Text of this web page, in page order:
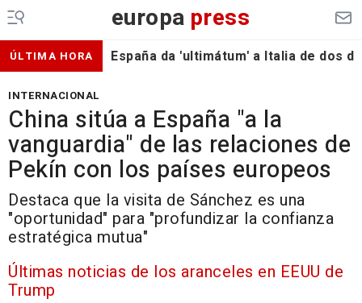
europa press
ÚLTIMA HORA España da 'ultimátum' a Italia de dos
INTERNACIONAL
China sitúa a España "a la
vanguardia" de las relaciones de
Pekín con los países europeos
Destaca que la visita de Sánchez es una
"oportunidad" para "profundizar la confianza
estratégica mutua"
Últimas noticias de los aranceles en EEUU de
Trump